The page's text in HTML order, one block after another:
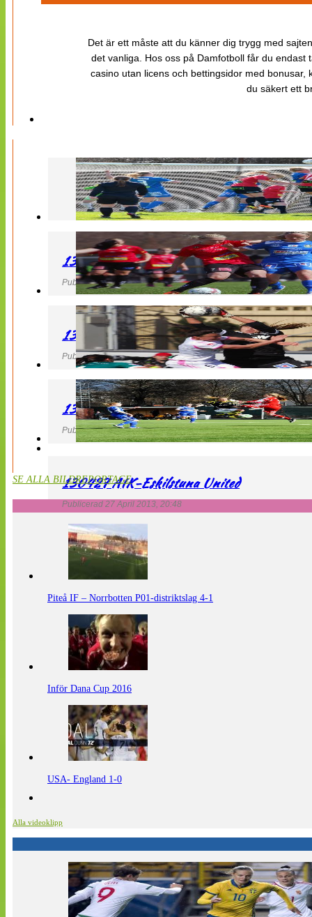
Det är ett måste att du känner dig trygg med
det vanliga. Hos oss på Damfotboll får du
casino utan licens och bettingsidor med
du säkert ett
130427 LB 07 – QBIK
Publicerad 27 April 2013, 22:40
130427 IF Limhamn Bunkeflo – QBIK
Publicerad 27 April 2013, 21:10
130427 LdB FC Malmö – Mallbackens IF
Publicerad 27 April 2013, 20:54
130427 AIK-Eskilstuna United
Publicerad 27 April 2013, 20:48
SE ALLA BILDREPORTAGE
Piteå IF – Norrbotten P01-distriktslag 4-1
Inför Dana Cup 2016
USA- England 1-0
Alla videoklipp